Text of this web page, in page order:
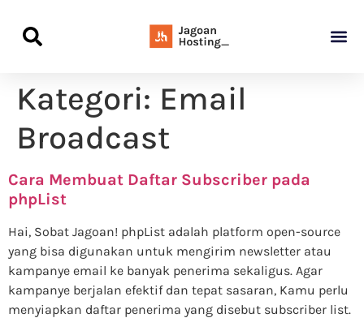
Kategori: Email
Broadcast
Cara Membuat Daftar Subscriber pada
phpList
Hai, Sobat Jagoan! phpList adalah platform open-source
yang bisa digunakan untuk mengirim newsletter atau
kampanye email ke banyak penerima sekaligus. Agar
kampanye berjalan efektif dan tepat sasaran, Kamu perlu
menyiapkan daftar penerima yang disebut subscriber list.